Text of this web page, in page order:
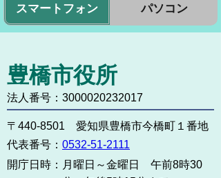
スマートフォン パソコン
豊橋市役所
法人番号：3000020232017
〒440-8501 愛知県豊橋市今橋町１番地
代表番号： 0532-51-2111
開庁日時： 月曜日～金曜日 午前8時30